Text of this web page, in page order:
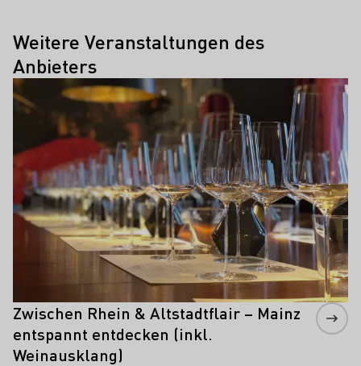
Weitere Veranstaltungen des
Anbieters
Zwischen Rhein & Altstadtflair – Mainz
entspannt entdecken (inkl.
Weinausklang)
Mehr erfahren